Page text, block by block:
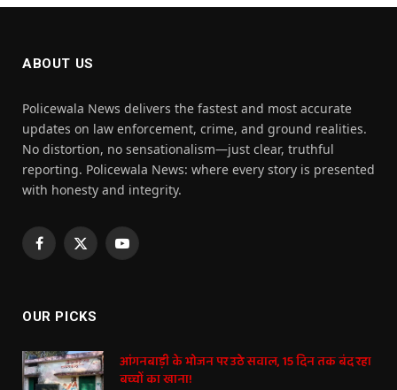
ABOUT US
Policewala News delivers the fastest and most accurate
updates on law enforcement, crime, and ground realities.
No distortion, no sensationalism—just clear, truthful
reporting. Policewala News: where every story is presented
with honesty and integrity.
Facebook
X
YouTube
OUR PICKS
आंगनबाड़ी के भोजन पर उठे सवाल, 15 दिन तक बंद रहा
बच्चों का खाना!